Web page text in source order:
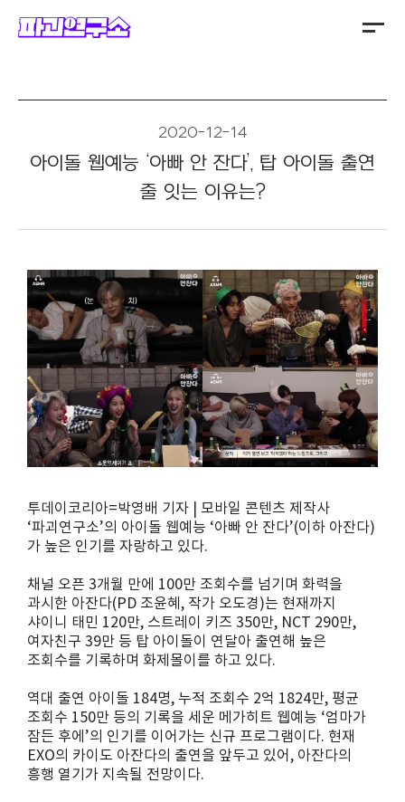
2020-12-14
아이돌 웹예능 ‘아빠 안 잔다’, 탑 아이돌 출연
줄 잇는 이유는?
투데이코리아=박영배 기자 | 모바일 콘텐츠 제작사
‘파괴연구소’의 아이돌 웹예능 ‘아빠 안 잔다’(이하 아잔다)
가 높은 인기를 자랑하고 있다.
채널 오픈 3개월 만에 100만 조회수를 넘기며 화력을
과시한 아잔다(PD 조윤혜, 작가 오도경)는 현재까지
샤이니 태민 120만, 스트레이 키즈 350만, NCT 290만,
여자친구 39만 등 탑 아이돌이 연달아 출연해 높은
조회수를 기록하며 화제몰이를 하고 있다.
역대 출연 아이돌 184명, 누적 조회수 2억 1824만, 평균
조회수 150만 등의 기록을 세운 메가히트 웹예능 ‘엄마가
잠든 후에’의 인기를 이어가는 신규 프로그램이다. 현재
EXO의 카이도 아잔다의 출연을 앞두고 있어, 아잔다의
흥행 열기가 지속될 전망이다.